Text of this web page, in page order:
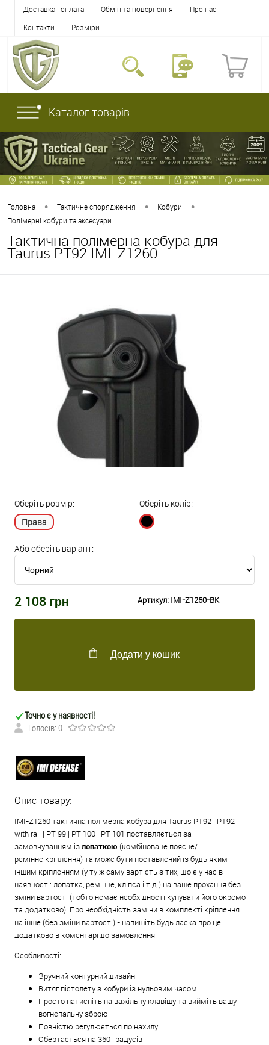
Доставка і оплата Обмін та повернення
Про нас
Контакти
Розміри
Каталог товарів
Головна • Тактичне спорядження • Кобури •
Полімерні кобури та аксесуари
Тактична полімерна кобура для
Taurus PT92 IMI-Z1260
Оберіть розмір:
Права
Оберіть колір:
Або оберіть варіант:
2 108 грн Артикул: IMI-Z1260-BK
Додати у кошик
Точно є у наявності!
Голосів: 0
Опис товару:
IMI-Z1260 тактична полімерна кобура дляTaurus PT92 | PT92
with rail | PT 99 | PT 100 | PT 101 поставляється за
замовчуванням ізлопаткою (комбіноване поясне/
ремінне кріплення) та може бути поставлений із будь яким
іншим кріпленням (у ту ж саму вартість з тих, що є у нас в
наявності: лопатка, ремінне, кліпса і т.д.) на ваше прохання без
зміни вартості (тобто немає необхідності купувати його окремо
та додатково). Про необхідність заміни в комплекті кріплення
на інше (без зміни вартості) - напишіть будь ласка про це
додатково в коментарі до замовлення
Особливості:
Зручний контурний дизайн
Витяг пістолету з кобури із нульовим часом
Просто натисніть на важільну клавішу та вийміть вашу
вогнепальну зброю
Повністю регулюється по нахилу
Обертається на 360 градусів